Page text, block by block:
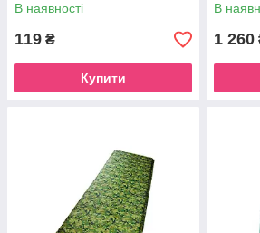
В наявності
119 ₴
Купити
В
1 260